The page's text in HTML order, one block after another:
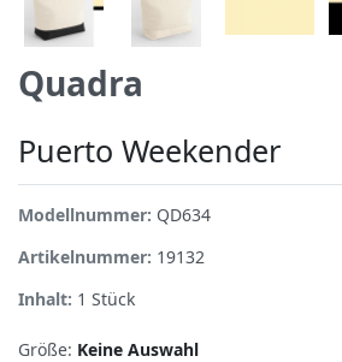
Quadra
Puerto Weekender
Modellnummer: QD634
Artikelnummer: 19132
Inhalt: 1 Stück
Größe: Keine Auswahl